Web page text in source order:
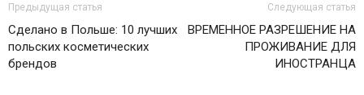
Предыдущая статья
Сделано в Польше: 10 лучших
польских косметических
брендов
Следующая статья
ВРЕМЕННОЕ РАЗРЕШЕНИЕ НА
ПРОЖИВАНИЕ ДЛЯ
ИНОСТРАНЦА